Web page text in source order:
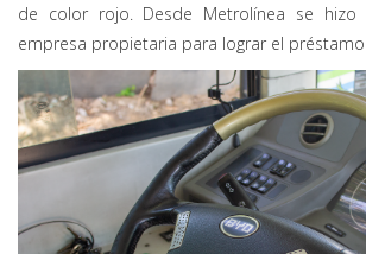
de color rojo. Desde Metrolínea se
empresa propietaria para lograr el